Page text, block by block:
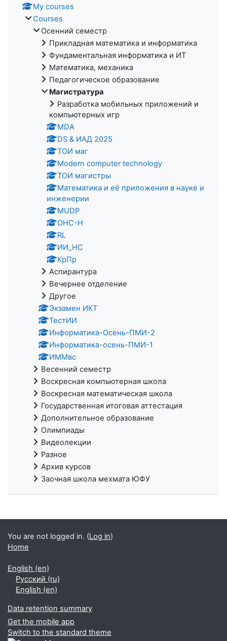
My courses
Courses
Осенний семестр
Прикладная математика и информатика
Фундаментальная информатика и ИТ
Математика, механика
Педагогическое образование
Магистратура
Разработка мобильных приложений и
компьютерных игр
MDA
DS & ИАД 2025
ТОИ маг
Modern computer technology
ТОИ магистры
Математика и её приложения в науке и
инженерии
MUDP
ОНС-Н
RL
ИИ_НС
КрПр
Аспирантура
Вечернее отделение
Другое
Экзамен ИКТ
ТестИИ
Информатика-Осень-ПМИ-2
Информатика-осень-ПМИ-1
ИММвс
Весенний семестр
Воскресная компьютерная школа
Воскресная математическая школа
Государственная итоговая аттестация
Дополнительное образование
Олимпиады
Видеолекции
Разное
Архив курсов
Заочная школа мехмата ЮФУ
You are not logged in. (Log in)
Home
English ‎(en)‎
Русский ‎(ru)‎
English ‎(en)‎
Data retention summary
Get the mobile app
Switch to the standard theme